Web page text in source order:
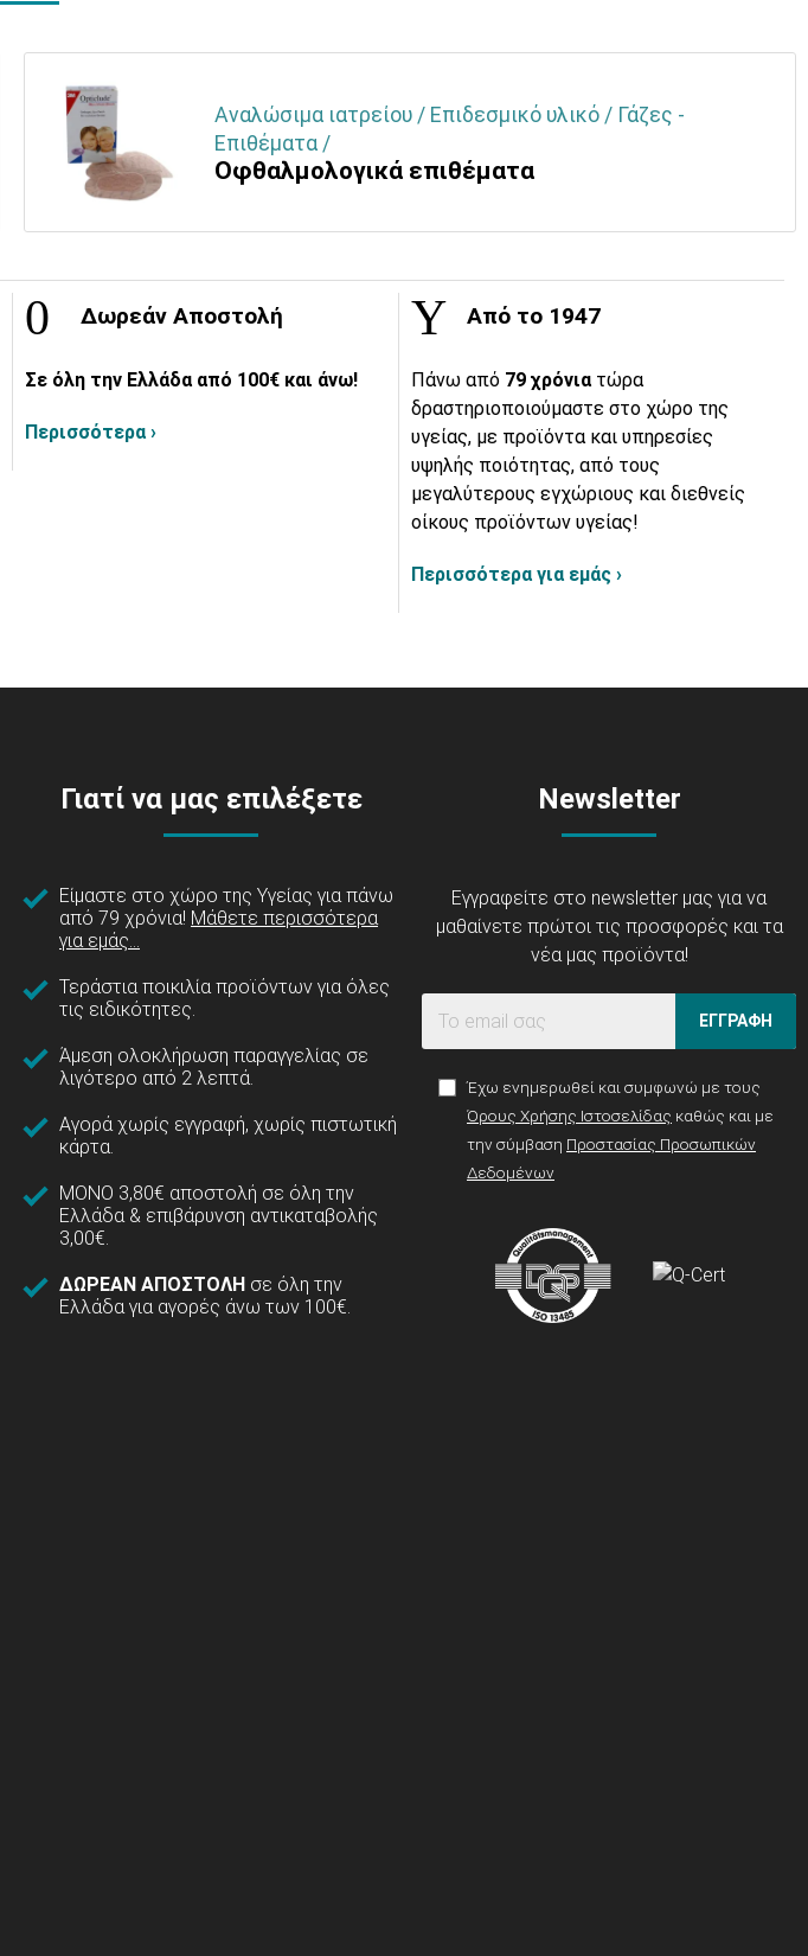
Αναλώσιμα ιατρείου / Επιδεσμικό υλικό / Γάζες -
Επιθέματα /
Οφθαλμολογικά επιθέματα
Δωρεάν Αποστολή
Σε όλη την Ελλάδα από 100€ και άνω!
Περισσότερα ›
Από το 1947
Πάνω από 79 χρόνια τώρα
δραστηριοποιούμαστε στο χώρο της
υγείας, με προϊόντα και υπηρεσίες
υψηλής ποιότητας, από τους
μεγαλύτερους εγχώριους και διεθνείς
οίκους προϊόντων υγείας!
Περισσότερα για εμάς ›
Γιατί να μας επιλέξετε
Είμαστε στο χώρο της Υγείας για πάνω
από 79 χρόνια! Μάθετε περισσότερα
για εμάς...
Τεράστια ποικιλία προϊόντων για όλες
τις ειδικότητες.
Άμεση ολοκλήρωση παραγγελίας σε
λιγότερο από 2 λεπτά.
Αγορά χωρίς εγγραφή, χωρίς πιστωτική
κάρτα.
ΜΟΝΟ 3,80€ αποστολή σε όλη την
Ελλάδα & επιβάρυνση αντικαταβολής
3,00€.
ΔΩΡΕΑΝ ΑΠΟΣΤΟΛΗ σε όλη την
Ελλάδα για αγορές άνω των 100€.
Newsletter
Εγγραφείτε στο newsletter μας για να
μαθαίνετε πρώτοι τις προσφορές και τα
νέα μας προϊόντα!
ΕΓΓΡΑΦΗ
Έχω ενημερωθεί και συμφωνώ με τους
Όρους Χρήσης Ιστοσελίδας καθώς και με
την σύμβαση Προστασίας Προσωπικών
Δεδομένων